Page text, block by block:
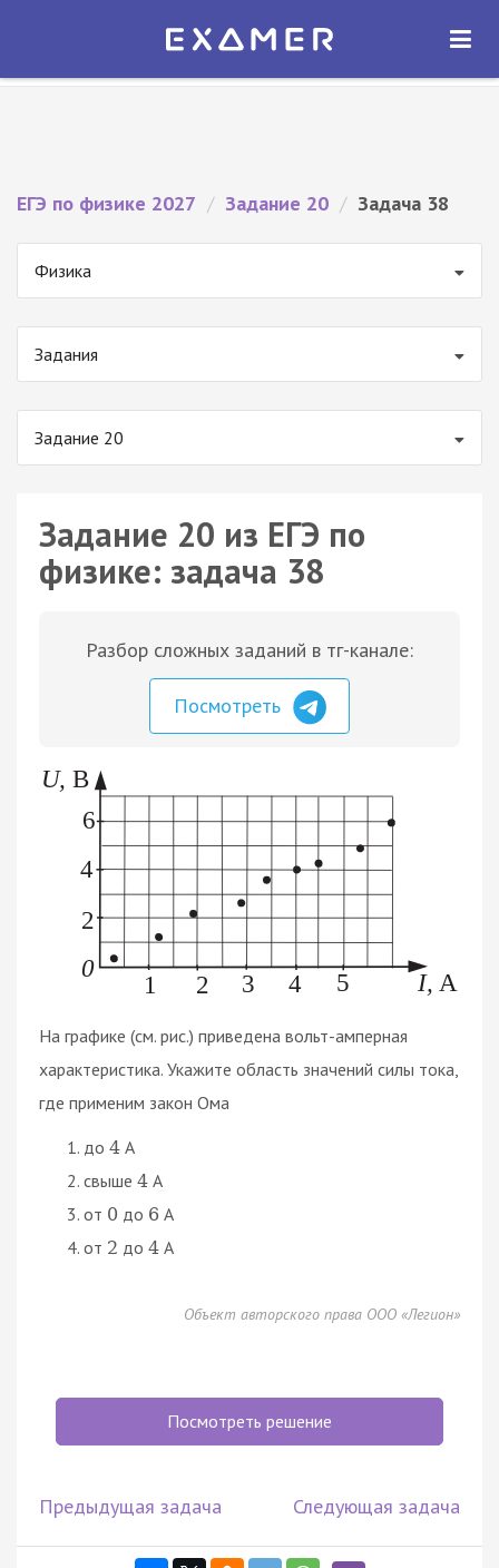
Экзамер — ЕГЭ 2027
ОТКРЫТЬ
ЕГЭ по физике 2027 / Задание 20 / Задача 38
Физика
Задания
Задание 20
Задание 20 из ЕГЭ по
физике: задача 38
Разбор сложных заданий в тг-канале:
Посмотреть
На графике (см. рис.) приведена вольт-амперная
характеристика. Укажите область значений силы тока,
где применим закон Ома
до 4 А
свыше 4 А
от 0 до 6 А
от 2 до 4 А
Объект авторского права ООО «Легион»
Посмотреть решение
Предыдущая задача Следующая задача